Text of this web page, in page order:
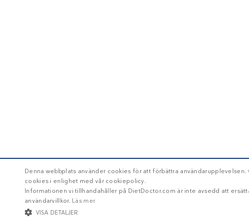
Denna webbplats använder cookies för att förbättra
cookies i enlighet med vår cookiepolicy.
Informationen vi tillhandahåller på DietDoctor.com är inte avsedd att
användarvillkor. Läs mer
VISA DETALJER